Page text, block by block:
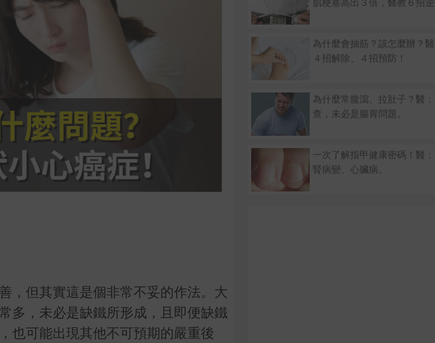
，但其實這是個非常不妥的作法。大
多，未必是缺鐵所形成，且即便缺鐵
也可能出現其他不可預期的嚴重後
肌梗塞高出３倍，醫教６招
為什麼會抽筋？該怎麼辦？
４招解除、４招預防！
為什麼常腹瀉、拉肚子？醫
查，未必是腸胃問題。
一次了解指甲健康密碼！醫
腎病變、心臟病。